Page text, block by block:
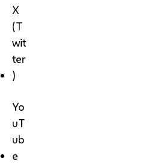
X
(T
wit
ter
)
Yo
uT
ub
e